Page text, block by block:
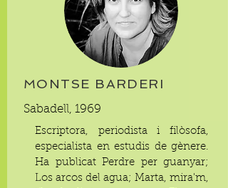
MONTSE BARDERI
Sabadell, 1969
Escriptora, periodista i filòsofa,
especialista en estudis de gènere.
Ha publicat Perdre per guanyar;
Los arcos del agua; Marta, mira'm,